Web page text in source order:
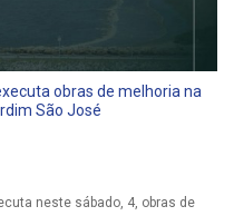
obras de melhoria na
São José
neste sábado, 4, obras de